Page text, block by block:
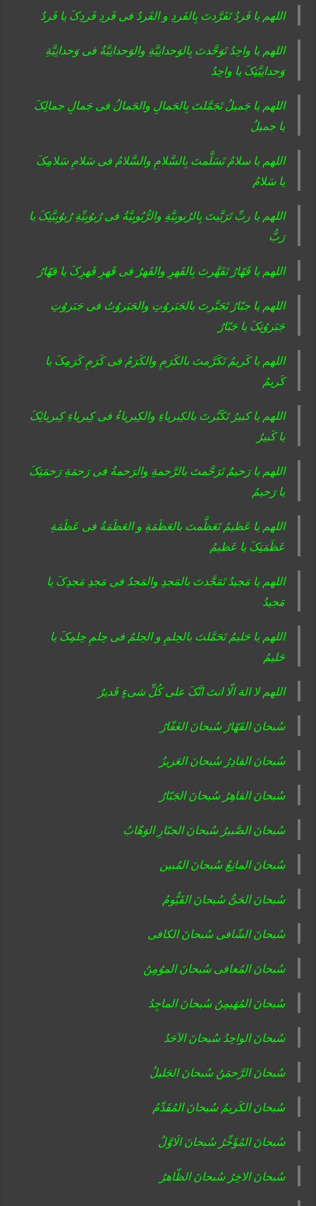
اللهم یا فَردُ تَفَرَّدتَ بِالفَردِ و الفَردُ فی فَردِ فَردِکَ یا فَردُ
اللهم یا واحِدُ تَوَحَّدتَ بِالوَحدانِیَّةِ والوَحدانِیَّةُ فی وَحدانِیَّةِ
وَحدانِیَّتِکَ یا واحِدُ
اللهم یا جَمیلُ تَجَمَّلتَ بِالجَمالِ والجَمالُ فی جَمالِ جمالِکَ
یا جمیلُ
اللهم یا سلامُ تَسَلَّمتَ بِالسَّلامِ والسَّلامُ فی سَلامِ سَلامِکَ
یا سَلامُ
اللهم یا ربِّ تَرَبَّیتَ بِالرُبوبِیَّةِ والرُّبُوبِیَّةُ فی رُبوُبِیِّةِ رُبوُبِیَّتِکَ یا
رَبُّ
اللهم یا قَهّارُ تَقَهَّرتَ بِالقَهرِ والقَهرُ فی قَهرِ قَهرِکَ یا قهّارُ
اللهم یا جبّارُ تَجَبَّرتَ بالجَبَروُتِ والجَبَروُتُ فی جَبَروُتِ
جَبَروُتِکَ یا جَبّارُ
اللهم یا کَریمُ تَکَرَّمتَ بالکَرَمِ والکَرَمُ فی کَرَمِ کَرَمِکَ یا
کَریمُ
اللهم یا کبیرُ تَکَبَّرتَ بالکِبریاءِ والکِبریاءُ فی کِبریاءِ کِبریائِکَ
یا کَبیرُ
اللهم یا رَحیمُُ تَرَحَّمتَ بالرَّحمةِ والرَحمةُ فی رَحمَةِ رَحمَتِکَ
یا رَحیمُ
اللهم یا عَظیمُ تَعَظَّمتَ بالعَظَمَةِ و العَظَمَةُ فی عَظَمَةِ
عَظَمَتِکَ یا عَظیمُ
اللهم یا مَجیدُ تَمَجَّدتَ بالمَجدِ والمَجدُ فی مَجدِ مَجدِکَ یا
مَجیدُ
اللهم یا حَلیمُ تَحَمَّلتَ بالحِلمِ و الحِلمُ فی حِلمِ حِلمِکَ یا
حَلیمُ
اللهم لا الهَ الّا انتَ انَّکَ علی کُلِّ شیءٍ قَدیرٌ
سُبحانَ القَهّارُ سُبحانَ الغَفّارُ
سُبحانَ القادِرُ سُبحانَ العَزیزُ
سُبحانَ القاهِرُ سُبحانَ الجَبّارُ
سُبحانَ الصَّبیرُ سُبحانَ الجبّارِ الوَهّابُ
سُبحانَ المانِعُ سُبحانَ المُبین
سُبحانَ الحَیُّ سُبحانَ القَیُّومُ
سُبحانَ الشّافی سُبحانَ الکافی
سُبحانَ المُعافی سُبحانَ الموُمِنُ
سُبحانَ المُهَیمِنُ سُبحانَ الماجِدُ
سُبحانَ الواحِدُ سُبحانَ الاَحَدُ
سُبحانَ الرَّحمَنُ سُبحانَ الجَلیلُ
سُبحانَ الکَریمُ سُبحانَ المُقَدِّمُ
سُبحانَ المُؤَخِّرُ سُبحانَ الَاوَّلُ
سُبحانَ الاخِرُ سُبحانَ الظّاهرُ